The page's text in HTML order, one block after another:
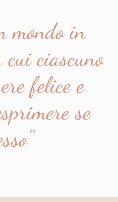
mondo in
ciascuno
felice e
se